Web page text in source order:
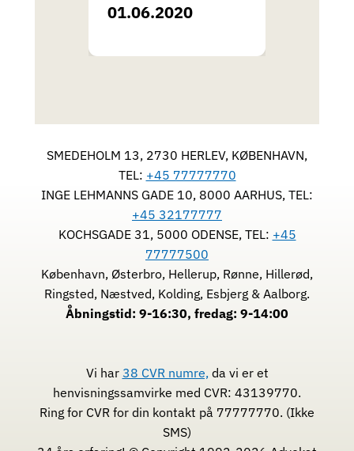
01.06.2020
SMEDEHOLM 13, 2730 HERLEV, KØBENHAVN,
TEL: +45 77777770
INGE LEHMANNS GADE 10, 8000 AARHUS, TEL:
+45 32177777
KOCHSGADE 31, 5000 ODENSE, TEL: +45
77777500
København, Østerbro, Hellerup, Rønne, Hillerød,
Ringsted, Næstved, Kolding, Esbjerg & Aalborg.
Åbningstid: 9-16:30, fredag: 9-14:00
Vi har 38 CVR numre,da vi er et
henvisningssamvirke med CVR: 43139770.
Ring for CVR for din kontakt på 77777770. (Ikke
SMS)